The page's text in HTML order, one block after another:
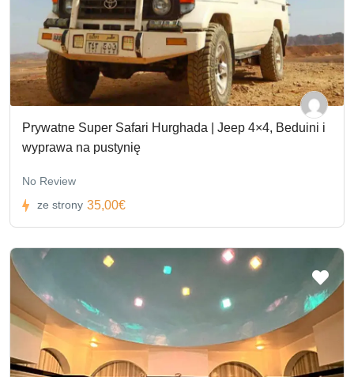
Prywatne Super Safari Hurghada | Jeep 4×4, Beduini i
wyprawa na pustynię
No Review
ze strony 35,00€